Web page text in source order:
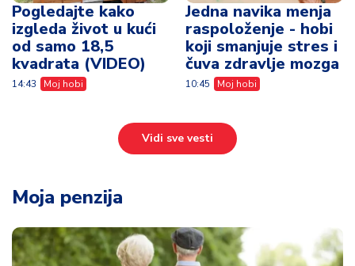
Pogledajte kako
izgleda život u kući
od samo 18,5
kvadrata (VIDEO)
14:43 Moj hobi
Jedna navika menja
raspoloženje - hobi
koji smanjuje stres i
čuva zdravlje mozga
10:45 Moj hobi
Vidi sve vesti
Moja penzija